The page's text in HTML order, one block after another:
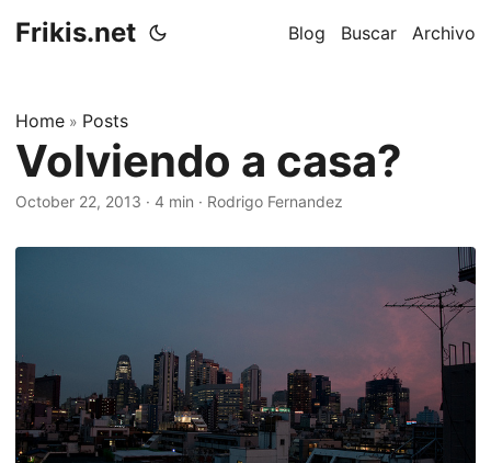
Frikis.net Blog Buscar Archivo
Home » Posts
Volviendo a casa?
October 22, 2013 · 4 min · Rodrigo Fernandez